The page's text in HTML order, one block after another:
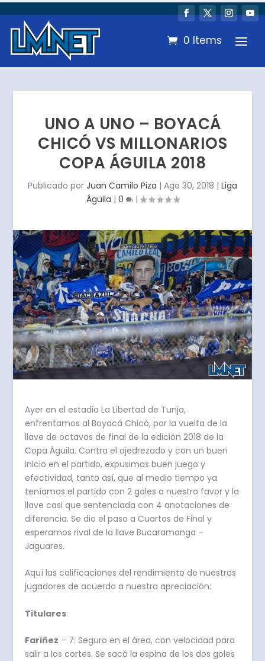
0 Items
UNO A UNO – BOYACÁ
CHICÓ VS MILLONARIOS
COPA ÁGUILA 2018
Publicado por Juan Camilo Piza | Ago 30, 2018 | Liga
Águila | 0 |
Ayer en el estadio La Libertad de Tunja,
enfrentamos al Boyacá Chicó, por la vuelta de la
llave de octavos de final de la edición 2018 de la
Copa Águila. Contra el ajedrezado y con un buen
inicio en el partido, expusimos buen juego y
efectividad, tanto así, que al medio tiempo ya
teníamos el partido con 2 goles a nuestro favor y la
llave casi que sentenciada con 4 anotaciones de
diferencia. Se dio el paso a Cuartos de Final y
esperamos rival de la llave Bucaramanga –
Jaguares.
Aquí las calificaciones del rendimiento de nuestros
jugadores de acuerdo a nuestra apreciación:
Titulares:
Fariñez – 7: Seguro en el área, con velocidad para
salir a los cortes. Se sacó la espina de los dos goles